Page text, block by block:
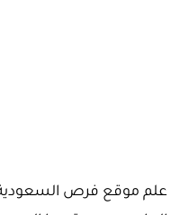
علم موقع فرص السعودية